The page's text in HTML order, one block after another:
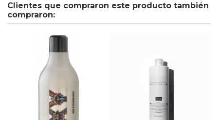
Clientes que compraron este producto también
compraron: